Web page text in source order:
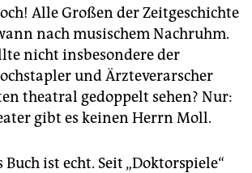
Alle Großen der Zeitgeschichte
nach musischem Nachruhm.
nicht insbesondere der
und Ärzteverarscher
theatral gedoppelt sehen? Nur:
gibt es keinen Herrn Moll.
Buch ist echt. Seit „Doktorspiele“